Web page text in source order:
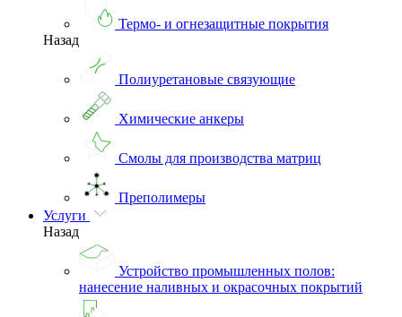
Термо- и огнезащитные покрытия
Назад
Полиуретановые связующие
Химические анкеры
Смолы для производства матриц
Преполимеры
Услуги
Назад
Устройство промышленных полов:
нанесение наливных и окрасочных покрытий